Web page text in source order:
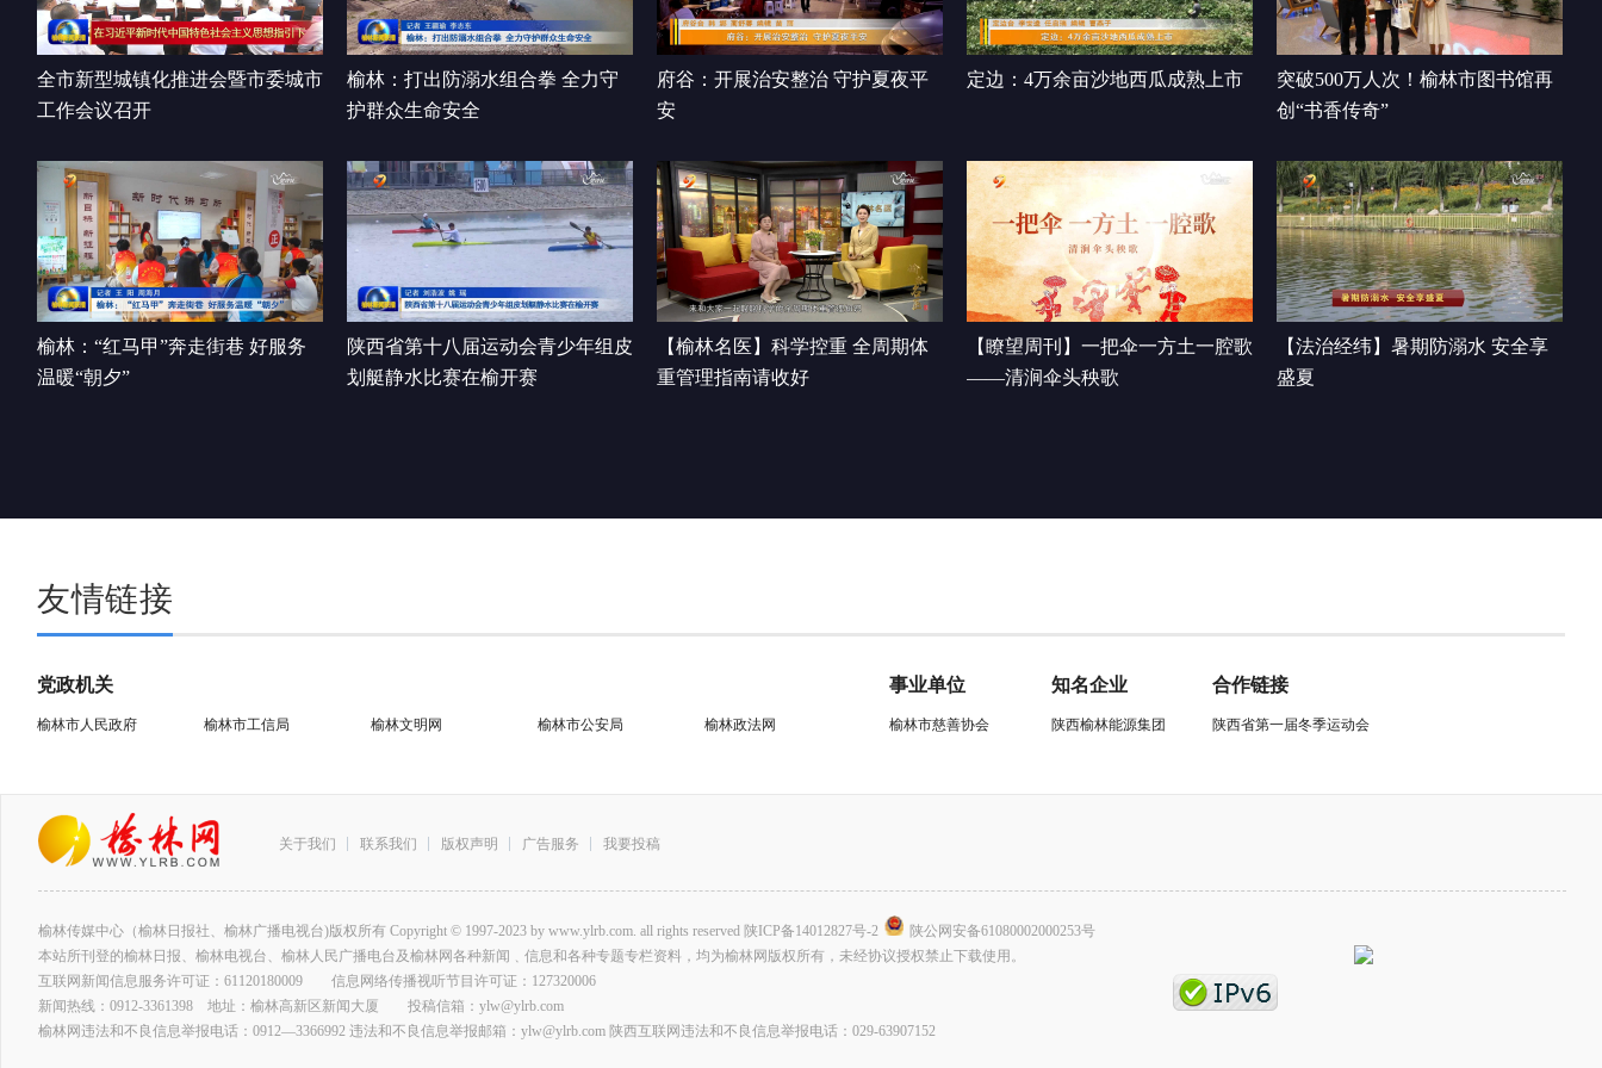
00:00:49
全市新型城镇化推进会暨市委城市
工作会议召开
榆林：打出防溺水组合拳 全力守
护群众生命安全
府谷：开展治安整治 守护夏夜平
安
定边：4万余亩沙地西瓜成熟上市
突破500万人次！榆林市图书馆再
创“书香传奇”
榆林：“红马甲”奔走街巷 好服务
温暖“朝夕”
陕西省第十八届运动会青少年组皮
划艇静水比赛在榆开赛
【榆林名医】科学控重 全周期体
重管理指南请收好
【瞭望周刊】一把伞一方土一腔歌
——清涧伞头秧歌
【法治经纬】暑期防溺水 安全享
盛夏
友情链接
党政机关
榆林市人民政府 榆林市工信局 榆林文明网 榆林市公安局 榆林政法网
事业单位
榆林市慈善协会
知名企业
陕西榆林能源集团
合作链接
陕西省第一届冬季运动会
关于我们 联系我们 版权声明 广告服务 我要投稿
榆林传媒中心（榆林日报社、榆林广播电视台)版权所有 Copyright © 1997-2023 by www.ylrb.com. all rights reserved 陕ICP备14012827号-2
陕公网安备61080002000253号
本站所刊登的榆林日报、榆林电视台、榆林人民广播电台及榆林网各种新闻﹑信息和各种专题专栏资料，均为榆林网版权所有，未经协议授权禁止下载使用。
互联网新闻信息服务许可证：61120180009 信息网络传播视听节目许可证：127320006
新闻热线：0912-3361398 地址：榆林高新区新闻大厦 投稿信箱：ylw@ylrb.com
榆林网违法和不良信息举报电话：0912—3366992 违法和不良信息举报邮箱：ylw@ylrb.com 陕西互联网违法和不良信息举报电话：029-63907152